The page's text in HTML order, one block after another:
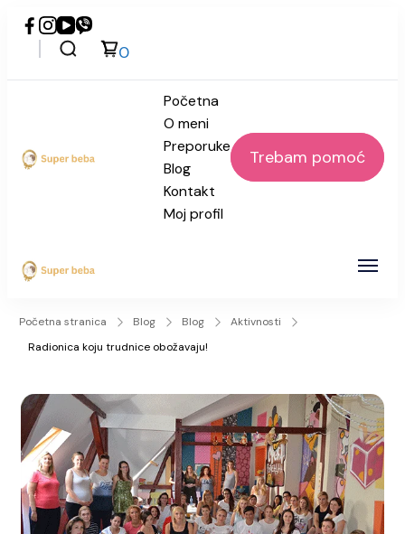
0
Super beba
Početna
O meni
Preporuke
Blog
Kontakt
Moj profil
Trebam pomoć
Početna stranica Blog Blog
Aktivnosti
Radionica koju trudnice obožavaju!